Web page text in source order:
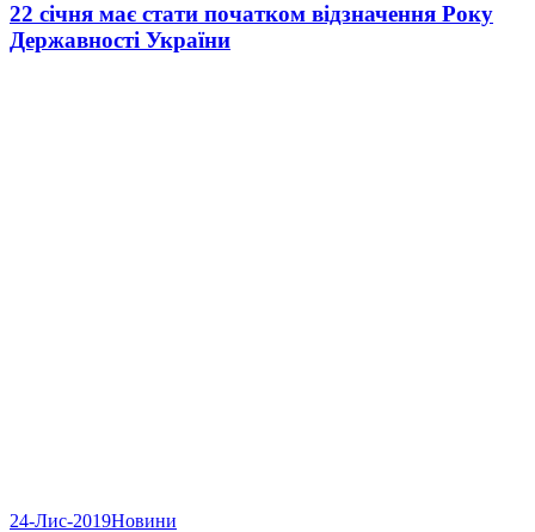
22 січня має стати початком відзначення Року
Державності України
24-Лис-2019Новини